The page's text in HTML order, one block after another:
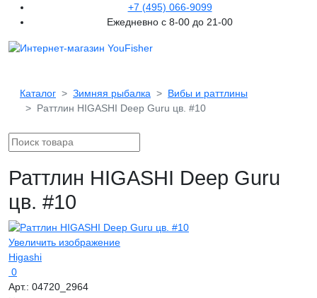
+7 (495) 066-9099
Ежедневно с 8-00 до 21-00
Каталог Зимняя рыбалка
Вибы и раттлины
Раттлин HIGASHI Deep Guru цв. #10
Раттлин HIGASHI Deep Guru
цв. #10
Увеличить изображение
Higashi
0
Арт.: 04720_2964